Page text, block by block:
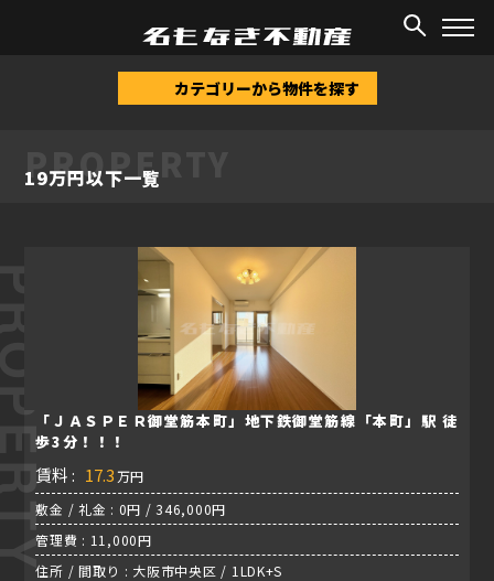
物件情報/19万円以下
カテゴリーから物件を探す
PROPERTY
19万円以下一覧
「ＪＡＳＰＥＲ御堂筋本町」地下鉄御堂筋線「本町」駅 徒
歩3分！！！
賃料 : 17.3 万円
敷金 / 礼金 : 0円 / 346,000円
管理費 : 11,000円
住所 / 間取り : 大阪市中央区 / 1LDK+S